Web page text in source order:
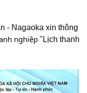
- Nagaoka xin thông
nghiệp "Lịch thanh